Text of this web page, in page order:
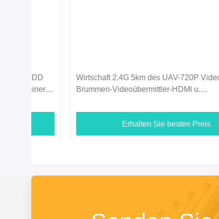
Wirtschaft 2.4G 5km des UAV-720P Video
Brummen-Videoübermittler-HDMI u.
Erhalten Sie besten Preis